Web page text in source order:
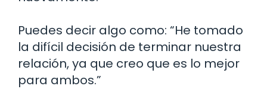
Puedes decir algo como: “He tomado
la difícil decisión de terminar nuestra
relación, ya que creo que es lo mejor
para ambos.”